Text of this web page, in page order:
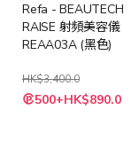
Refa - BEAUTECH
RAISE 射頻美容儀
REAA03A (黑色)
HK$3,400.0
特
殊 500+HK$890.0